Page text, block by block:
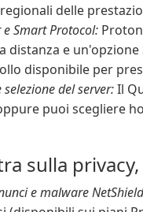
delle
e Smart Protocol:
distanza e
disponibile per
selezione del server:Il
puoi scegliere
sulla
e malware